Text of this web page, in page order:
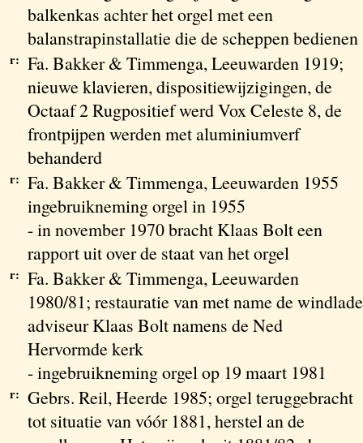
balkenkas achter het orgel met een
balanstrapinstallatie die de scheppen bedienen
r: Fa. Bakker & Timmenga, Leeuwarden 1919;
nieuwe klavieren, dispositiewijzigingen, de
Octaaf 2 Rugpositief werd Vox Celeste 8, de
frontpijpen werden met aluminiumverf
behanderd
r: Fa. Bakker & Timmenga, Leeuwarden 1955
ingebruikneming orgel in 1955
- in november 1970 bracht Klaas Bolt een
rapport uit over de staat van het orgel
r: Fa. Bakker & Timmenga, Leeuwarden
1980/81; restauratie van met name de windlade
adviseur Klaas Bolt namens de Ned
Hervormde kerk
- ingebruikneming orgel op 19 maart 1981
r: Gebrs. Reil, Heerde 1985; orgel teruggebracht
tot situatie van vóór 1881, herstel an de